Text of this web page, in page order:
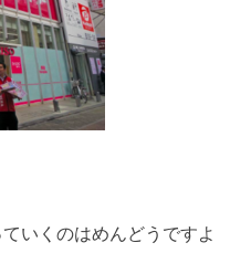
いくのはめんどうですよ